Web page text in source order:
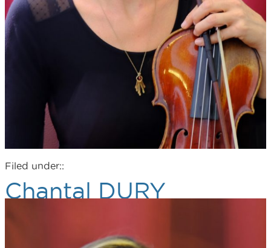
Filed under::
Chantal DURY